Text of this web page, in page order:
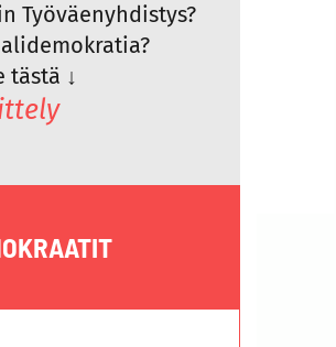
Työväenyhdistys?
tästä ↓